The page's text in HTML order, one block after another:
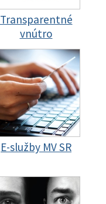
Transparentné
vnútro
E-služby MV SR